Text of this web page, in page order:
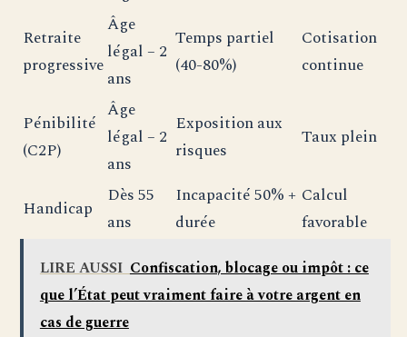
Retraite
progressive
Âge
légal – 2
ans
Temps partiel
(40-80%)
Cotisation
continue
Pénibilité
(C2P)
Âge
légal – 2
ans
Exposition aux
risques
Taux plein
Handicap
Dès 55
ans
Incapacité 50% +
durée
Calcul
favorable
LIRE AUSSI Confiscation, blocage ou impôt : ce
que l’État peut vraiment faire à votre argent en
cas de guerre